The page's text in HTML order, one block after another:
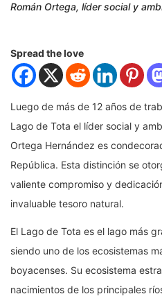
Román Ortega, líder social y
Spread the love
Luego de más de 12 años de
Lago de Tota el líder social y
Ortega Hernández es
República. Esta distinción se
valiente compromiso y
invaluable tesoro natural.
El Lago de Tota es el lago más
siendo uno de los ecosistemas
boyacenses. Su ecosistema
nacimientos de los principales